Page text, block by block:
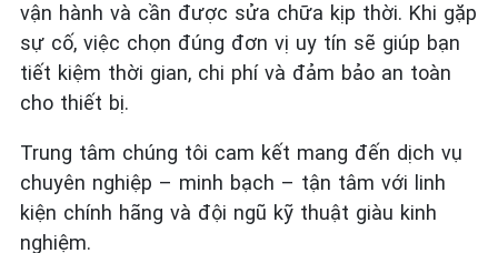
vận hành và cần được sửa chữa kịp thời. Khi gặp
sự cố, việc chọn đúng đơn vị uy tín sẽ giúp bạn
tiết kiệm thời gian, chi phí và đảm bảo an toàn
cho thiết bị.
Trung tâm chúng tôi cam kết mang đến dịch vụ
chuyên nghiệp – minh bạch – tận tâm với linh
kiện chính hãng và đội ngũ kỹ thuật giàu kinh
nghiệm.